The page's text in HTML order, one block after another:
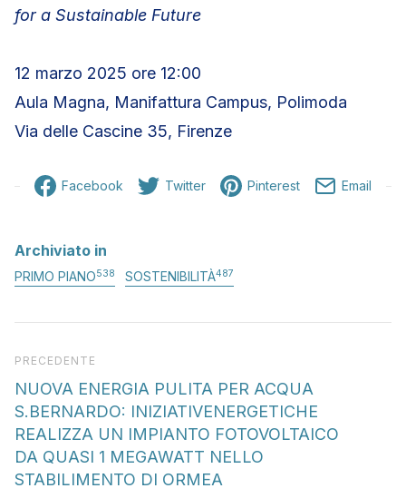
for a Sustainable Future
12 marzo 2025 ore 12:00
Aula Magna, Manifattura Campus, Polimoda
Via delle Cascine 35, Firenze
Facebook Twitter Pinterest Email
Archiviato in
PRIMO PIANO538 SOSTENIBILITÀ487
Articolo precedente
PRECEDENTE
NUOVA ENERGIA PULITA PER ACQUA
S.BERNARDO: INIZIATIVENERGETICHE
REALIZZA UN IMPIANTO FOTOVOLTAICO
DA QUASI 1 MEGAWATT NELLO
STABILIMENTO DI ORMEA